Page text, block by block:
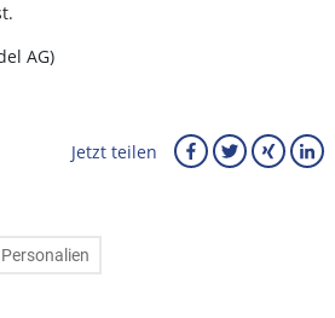
AG)
Jetzt teilen
Personalien